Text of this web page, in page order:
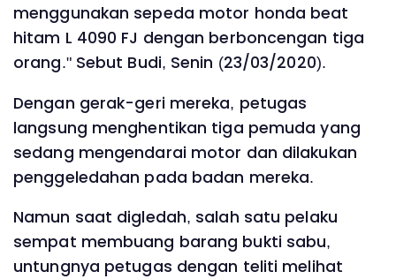
menggunakan sepeda motor honda beat
hitam L 4090 FJ dengan berboncengan tiga
orang." Sebut Budi, Senin (23/03/2020).
Dengan gerak-geri mereka, petugas
langsung menghentikan tiga pemuda yang
sedang mengendarai motor dan dilakukan
penggeledahan pada badan mereka.
Namun saat digledah, salah satu pelaku
sempat membuang barang bukti sabu,
untungnya petugas dengan teliti melihat